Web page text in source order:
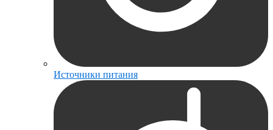
Источники питания